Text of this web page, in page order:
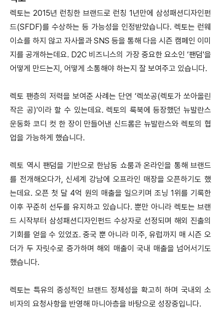
렉토는 2015년 런칭한 브랜드로 런칭 1년만에 삼성패션디자인펀
드(SFDF)를 수상하는 등 가능성을 인정받았습니다. 렉토는 런웨
이쇼를 하지 않고 자사몰과 SNS 등을 통해 다음 시즌 캠페인 이미
지를 공개하는데요. D2C 비즈니스의 가장 중요한 요소인 ‘팬덤'을
어떻게 만드는지, 어떻게 소통해야 하는지 잘 보여주고 있습니다.
렉토 팬층의 저력을 보여준 사례는 단연 ‘렉쏘공(렉토가 쏘아올린
작은 공)'이라 할 수 있는데요. 렉토의 룩북에 등장했던 뉴발란스
운동화 코디 컷 한 장이 만들어낸 신드롬은 뉴발란스와 렉토의 협
업을 가능하게 했습니다.
렉토 역시 팬덤을 기반으로 한남동 쇼룸과 온라인을 통해 브랜드
를 전개해오다가, 신세계 강남에 오프라인 매장을 오픈하기도 했
는데요. 오픈 첫 달 4억 원의 매출을 일으키며 조닝 1위를 기록한
이후 꾸준히 선두를 유지하고 있습니다. 뿐만 아니라 렉토는 브랜
드 시작부터 삼성패션디자인펀드 수상자로 선정되며 해외 진출의
기회를 얻을 수 있었죠. 중국 뿐 아니라 미주, 유럽까지 매 시즌 오
더가 두 자릿수로 증가하며 해외 매출이 국내 매출을 넘어서기도
했습니다.
렉토는 특유의 중성적인 브랜드 정체성을 확고히 하며 국내외 소
비자의 요청사항을 반영해 마니아층을 바탕으로 성장중입니다.